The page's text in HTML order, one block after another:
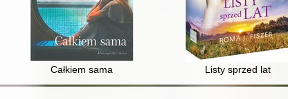
Całkiem sama Listy sprzed lat